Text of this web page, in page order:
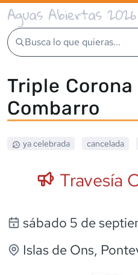
Aguas Abiertas 2026
Busca lo que quieras...
Triple
Combarro
ya celebrada cancelada
Travesía
sábado 5 de
Islas de Ons,